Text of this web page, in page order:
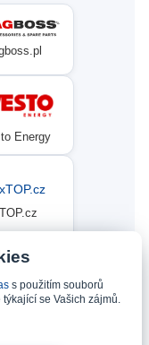
Energy
s použitím souborů
se Vašich zájmů.